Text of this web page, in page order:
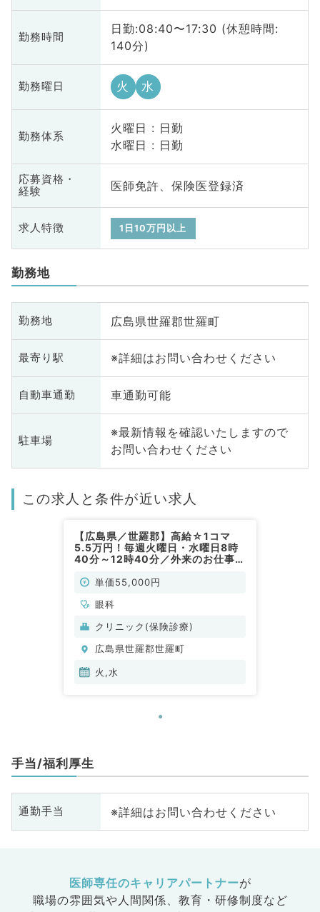
勤務時間
日勤:08:40〜17:30 (休憩時間:
140分)
勤務曜日 火 水
勤務体系
火曜日 : 日勤
水曜日 : 日勤
応募資格・
経験
医師免許、保険医登録済
求人特徴 1日10万円以上
勤務地
勤務地 広島県世羅郡世羅町
最寄り駅 ※詳細はお問い合わせください
自動車通勤 車通勤可能
駐車場
※最新情報を確認いたしますので
お問い合わせください
この求人と条件が近い求人
【広島県／世羅郡】高給☆1コマ
5.5万円！毎週火曜日・水曜日8時
40分～12時40分／外来のお仕事で
単価55,000円
眼科
クリニック(保険診療)
広島県世羅郡世羅町
火,水
手当/福利厚生
通勤手当 ※詳細はお問い合わせください
医師専任のキャリアパートナーが
職場の雰囲気や人間関係、 教育・研修制度など